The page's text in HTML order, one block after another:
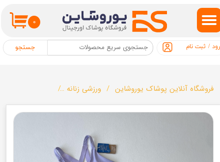
۰
جستجو / ثبت نام
حساب کاربری من
تغییر گذر واژه
خروج از حساب کاربری
فروشگاه آنلاین پوشاک یوروشاین ورزشی زنانه